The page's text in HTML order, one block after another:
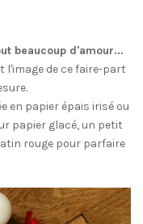
beaucoup d'amour...
l'image de ce faire-part
en papier épais irisé ou
papier glacé, un petit
rouge pour parfaire